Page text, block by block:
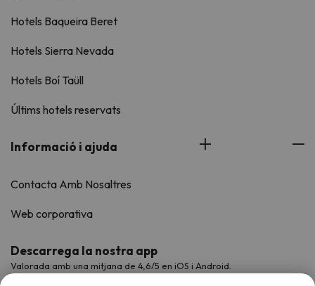
Hotels Baqueira Beret
Hotels Sierra Nevada
Hotels Boí Taüll
Últims hotels reservats
Informació i ajuda
Contacta Amb Nosaltres
Web corporativa
Descarrega la nostra app
Valorada amb una mitjana de 4,6/5 en iOS i Android.